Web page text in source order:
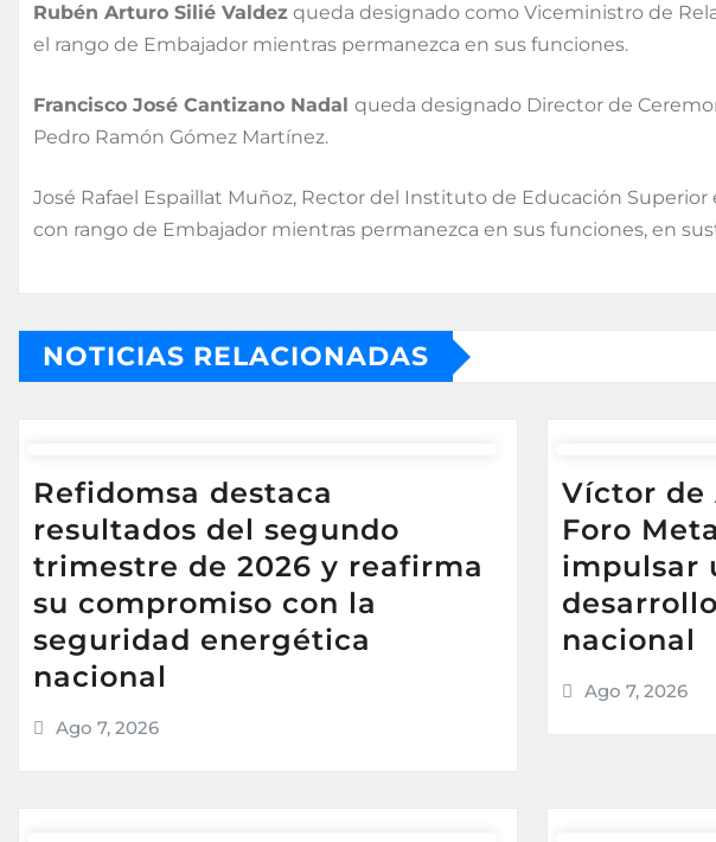
Rubén Arturo Silié Valdez queda designado como Viceministro de
el rango de Embajador mientras permanezca en sus funciones.
Francisco José Cantizano Nadal queda designado Director de
Pedro Ramón Gómez Martínez.
José Rafael Espaillat Muñoz, Rector del Instituto de Educación
con rango de Embajador mientras permanezca en sus funciones, en
NOTICIAS RELACIONADAS
Refidomsa destaca
resultados del segundo
trimestre de 2026 y reafirma
su compromiso con la
seguridad energética
nacional
Ago 7, 2026
Víctor de
Foro
impulsar
nacional
Ago 7, 2026